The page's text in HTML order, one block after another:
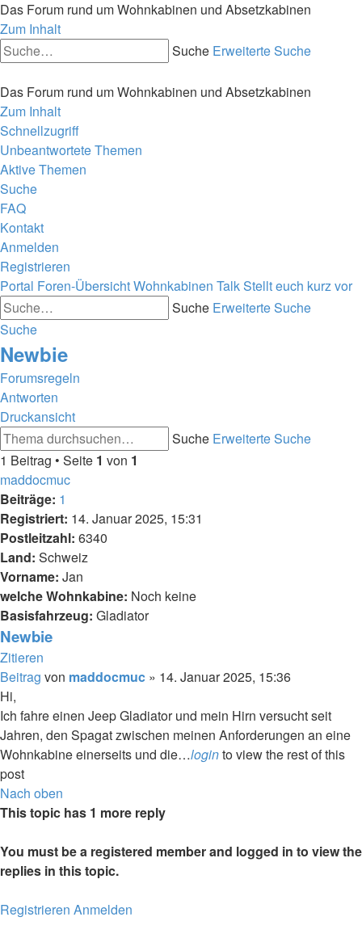
Das Forum rund um Wohnkabinen und Absetzkabinen
Zum Inhalt
Suche Erweiterte Suche
Das Forum rund um Wohnkabinen und Absetzkabinen
Zum Inhalt
Schnellzugriff
Unbeantwortete Themen
Aktive Themen
Suche
FAQ
Kontakt
Anmelden
Registrieren
Portal Foren-ÜbersichtWohnkabinen TalkStellt euch kurz vor
Suche Erweiterte Suche
Suche
Newbie
Forumsregeln
Antworten
Druckansicht
Suche Erweiterte Suche
1 Beitrag • Seite 1 von 1
maddocmuc
Beiträge: 1
Registriert: 14. Januar 2025, 15:31
Postleitzahl: 6340
Land: Schweiz
Vorname: Jan
welche Wohnkabine: Noch keine
Basisfahrzeug: Gladiator
Newbie
Zitieren
Beitrag von maddocmuc » 14. Januar 2025, 15:36
Hi,
Ich fahre einen Jeep Gladiator und mein Hirn versucht seit
Jahren, den Spagat zwischen meinen Anforderungen an eine
Wohnkabine einerseits und die…loginto view the rest of this
post
Nach oben
This topic has 1 more reply
You must be a registered member and logged in to view the
replies in this topic.
Registrieren Anmelden